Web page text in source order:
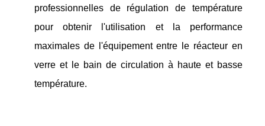
professionnelles de régulation de température
pour obtenir l'utilisation et la performance
maximales de l'équipement entre le réacteur en
verre et le bain de circulation à haute et basse
température.